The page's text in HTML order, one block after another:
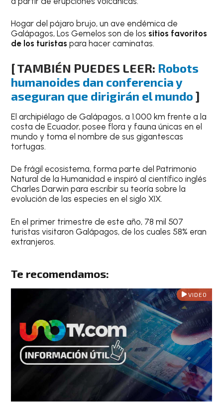
Hogar del pájaro brujo, un ave endémica de
Galápagos, Los Gemelos son de los sitios favoritos
de los turistaspara hacer caminatas.
[ TAMBIÉN PUEDES LEER: Robots
humanoides dan conferencia y
aseguran que dirigirán el mundo ]
El archipiélago de Galápagos, a 1.000 km frente a la
costa de Ecuador, posee flora y fauna únicas en el
mundo y toma el nombre de sus gigantescas
tortugas.
De frágil ecosistema, forma parte del Patrimonio
Natural de la Humanidad e inspiró al científico inglés
Charles Darwin para escribir su teoría sobre la
evolución de las especies en el siglo XIX.
En el primer trimestre de este año, 78 mil 507
turistas visitaron Galápagos, de los cuales 58% eran
extranjeros.
Te recomendamos:
VIDEO